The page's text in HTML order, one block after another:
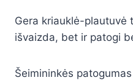
Gera kriauklė-plautuvė
išvaizda, bet ir patogi
Šeimininkės